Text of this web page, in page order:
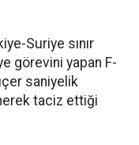
Suriye sınır
görevini yapan F-
saniyelik
taciz ettiği